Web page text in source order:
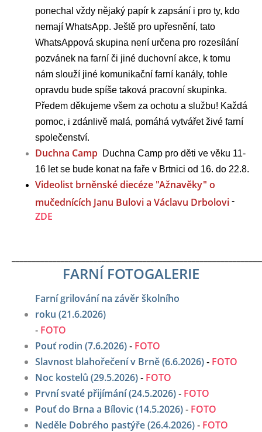
ponechal vždy nějaký papír k zapsání i pro ty, kdo
nemají WhatsApp. Ještě pro upřesnění, tato
WhatsAppová skupina není určena pro rozesílání
pozvánek na farní či jiné duchovní akce, k tomu
nám slouží jiné komunikační farní kanály, tohle
opravdu bude spíše taková pracovní skupinka.
Předem děkujeme všem za ochotu a službu! Každá
pomoc, i zdánlivě malá, pomáhá vytvářet živé farní
společenství.
Duchna Camp Duchna Camp pro děti ve věku 11-
16 let se bude konat na faře v Brtnici od 16. do 22.8.
Videolist brněnské diecéze "Ažnavěky" o
mučednících Janu Bulovi a Václavu Drbolovi -
ZDE
FARNÍ FOTOGALERIE
Farní grilování na závěr školního
roku (21.6.2026)
- FOTO
Pouť rodin (7.6.2026) - FOTO
Slavnost blahořečení v Brně (6.6.2026) - FOTO
Noc kostelů (29.5.2026) - FOTO
První svaté přijímání (24.5.2026) - FOTO
Pouť do Brna a Bílovic (14.5.2026) - FOTO
Neděle Dobrého pastýře (26.4.2026) - FOTO